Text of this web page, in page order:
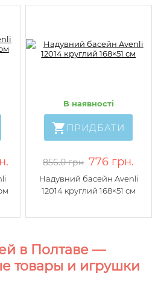
В наявності
ПРИДБАТИ
856.0 грн 776 грн.
Надувний басейн Avenli
12014 круглий 168×51 см
в Полтаве —
товары и игрушки